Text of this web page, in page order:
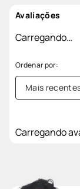
Avaliações
Carregando…
Mais
Carregando